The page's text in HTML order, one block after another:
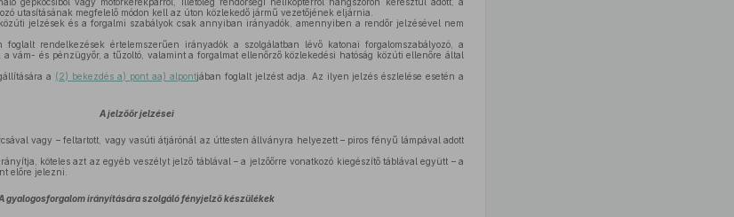
utasításának megfelelő módon kell az úton közlekedő jármű vezetőjének eljárnia.
jelzések és a forgalmi szabályok csak annyiban irányadók, amennyiben a rendőr jelzésével nem
foglalt rendelkezések értelemszerűen irányadók a szolgálatban lévő katonai forgalomszabályozó, a
vám- és pénzügyőr, a tűzoltó, valamint a forgalmat ellenőrző közlekedési hatóság közúti ellenőre által
a (2) bekezdés a) pont aa) alpontjában foglalt jelzést adja. Az ilyen jelzés észlelése esetén a
A jelzőőr jelzései
vagy – feltartott, vagy vasúti átjárónál az úttesten állványra helyezett – piros fényű lámpával adott
köteles azt az egyéb veszélyt jelző táblával – a jelzőőrre vonatkozó kiegészítő táblával együtt – a
előre jelezni.
gyalogosforgalom irányítására szolgáló fényjelző készülékek